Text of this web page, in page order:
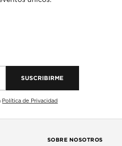
SUSCRIBIRME
Política de Privacidad
SOBRE NOSOTROS